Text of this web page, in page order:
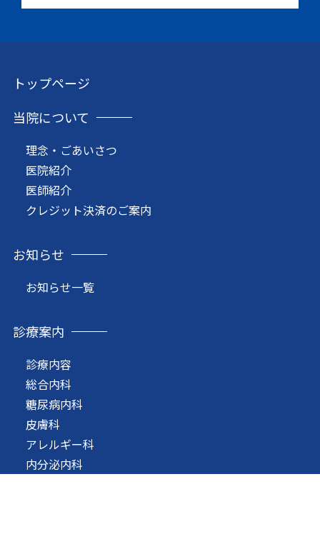
トップページ
当院について
理念・ごあいさつ
医院紹介
医師紹介
クレジット決済のご案内
お知らせ
お知らせ一覧
診療案内
診療内容
総合内科
糖尿病内科
皮膚科
アレルギー科
内分泌内科